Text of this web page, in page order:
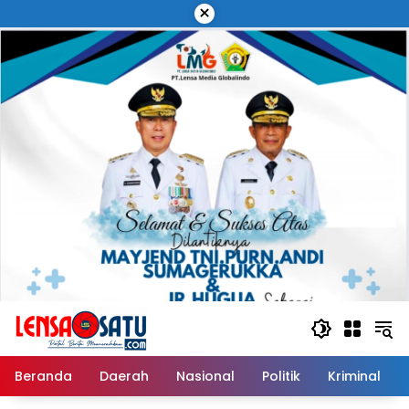
ke
konten
×
Beranda Daerah Nasional Politik Kriminal